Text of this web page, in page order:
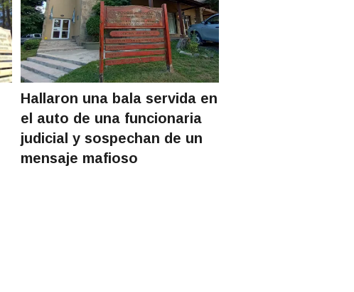
Hallaron una bala servida en
el auto de una funcionaria
judicial y sospechan de un
mensaje mafioso